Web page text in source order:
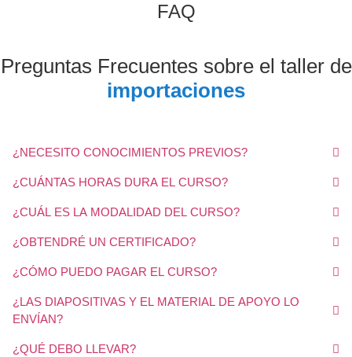
FAQ
Preguntas Frecuentes sobre el taller de
importaciones
¿NECESITO CONOCIMIENTOS PREVIOS?
¿CUÁNTAS HORAS DURA EL CURSO?
¿CUÁL ES LA MODALIDAD DEL CURSO?
¿OBTENDRÉ UN CERTIFICADO?
¿CÓMO PUEDO PAGAR EL CURSO?
¿LAS DIAPOSITIVAS Y EL MATERIAL DE APOYO LO
ENVÍAN?
¿QUÉ DEBO LLEVAR?